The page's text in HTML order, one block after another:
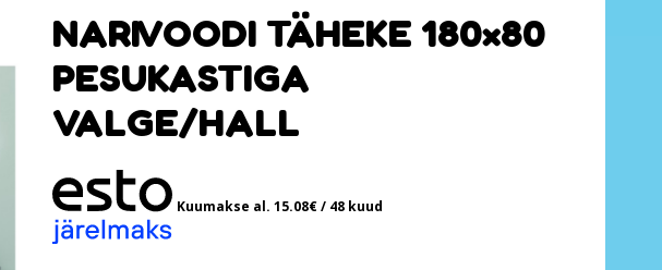
NARIVOODI TÄHEKE 180×80
PESUKASTIGA
VALGE/HALL
Kuumakse al. 15.08€/ 48 kuud